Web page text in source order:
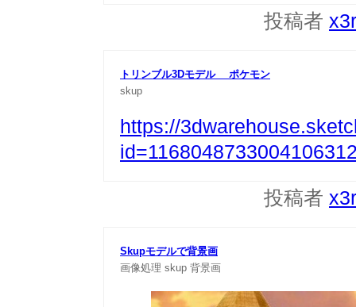
投稿者
トリンブル3Dモデル ポケモン
skup
https://
投稿者
Skupモデルで背景画
画像処理 skup 背景画